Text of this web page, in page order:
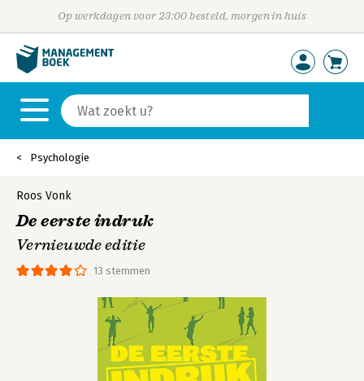
Op werkdagen voor 23:00 besteld, morgen in huis
Psychologie
13 stemmen
Roos Vonk
De eerste indruk
Vernieuwde editie